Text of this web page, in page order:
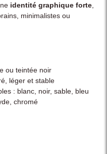
identité graphique forte
minimalistes ou
ou teintée noir
léger et stable
: blanc, noir, sable, bleu
chromé